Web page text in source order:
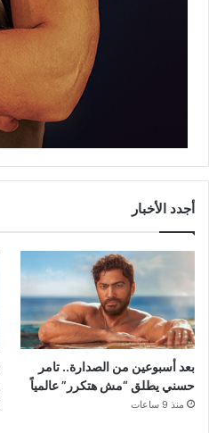
أجدد الأخبار
بعد أسبوعين من الصدارة.. تامر
حسني يطلق “مش هتكرر” عالمياً
منذ 9 ساعات